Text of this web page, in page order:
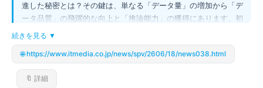
進した秘密とは？その鍵は、単なる「データ量」の増加から「デ
ータ品質」の飛躍的な向上と「推論能力」の獲得にあります。初
期のAIはコードの続きを補完する段階でしたが、現在は難しい課
題を細かく分解し、ステップを踏んで解く「推論モデル」へと進
化しました。特に、コードをただ集めるのではなく、品質の低い
コードを捨てたり、別のAIで書き直して学習に使うといった「デ
ータ精製」の手法が、現在のAIエージェントサービスを支える最
続きを見る ▼
🌐 https://www.itmedia.co.jp/news/spv/2606/18/news038.html
🔖 詳細